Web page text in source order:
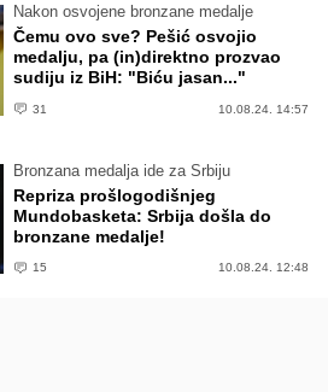
Nakon osvojene bronzane medalje
Čemu ovo sve? Pešić osvojio
medalju, pa (in)direktno prozvao
sudiju iz BiH: "Biću jasan..."
31 10.08.24. 14:57
Bronzana medalja ide za Srbiju
Repriza prošlogodišnjeg
Mundobasketa: Srbija došla do
bronzane medalje!
15 10.08.24. 12:48